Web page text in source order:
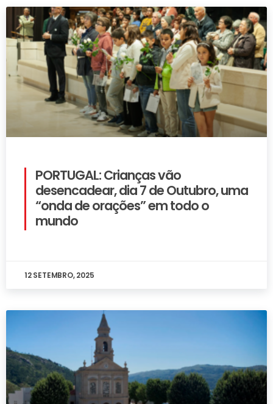
PORTUGAL: Crianças vão
desencadear, dia 7 de Outubro, uma
“onda de orações” em todo o
mundo
12 SETEMBRO, 2025